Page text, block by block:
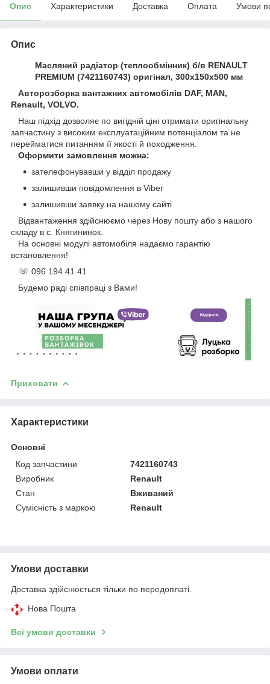
Опис Характеристики Доставка Оплата Умови
Опис
Масляний радіатор (теплообмінник) б/в RENAULT
PREMIUM (7421160743) оригінал, 300х150х500 мм
Авторозборка вантажних автомобілів DAF, MAN,
Renault, VOLVO.
Наш підхід дозволяє по вигідній ціні отримати оригінальну
запчастину з високим експлуатаційним потенціалом та не
перейматися питанням її якості й походження.
Оформити замовлення можна:
зателефонувавши у відділ продажу
залишивши повідомлення в Viber
залишивши заявку на нашому сайті
Відвантаження здійснюємо через Нову пошту або з нашого
складу в с. Княгининок.
На основні модулі автомобіля надаємо гарантію
встановлення!
☏ 096 194 41 41
Будемо раді співпраці з Вами!
Приховати
Характеристики
Основні
Код запчастини
7421160743
Виробник
Renault
Стан
Вживаний
Сумісність з маркою
Renault
Умови доставки
Доставка здійснюється тільки по передоплаті.
Нова Пошта
Всі умови доставки
Умови оплати